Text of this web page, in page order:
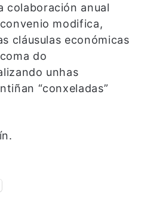
colaboración anual
modifica,
cláusulas económicas
do
unhas
“conxeladas”